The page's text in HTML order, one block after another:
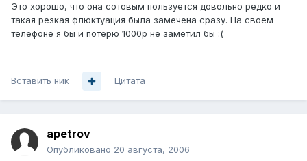
Это хорошо, что она сотовым пользуется довольно редко и
такая резкая флюктуация была замечена сразу. На своем
телефоне я бы и потерю 1000р не заметил бы :(
Вставить ник Цитата
apetrov
Опубликовано 20 августа, 2006